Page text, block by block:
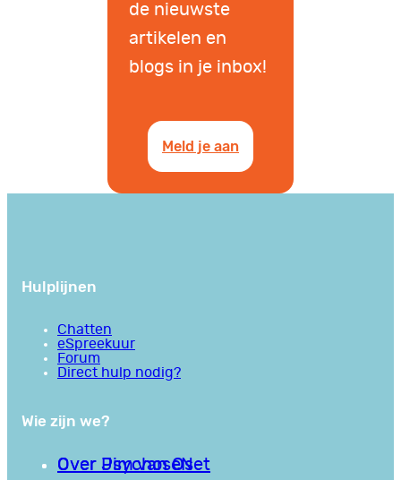
de nieuwste
artikelen en
blogs in je inbox!
Meld je aan
Hulplijnen
Chatten
eSpreekuur
Forum
Direct hulp nodig?
Wie zijn we?
Over PsychoseNet
Over Jim van Os